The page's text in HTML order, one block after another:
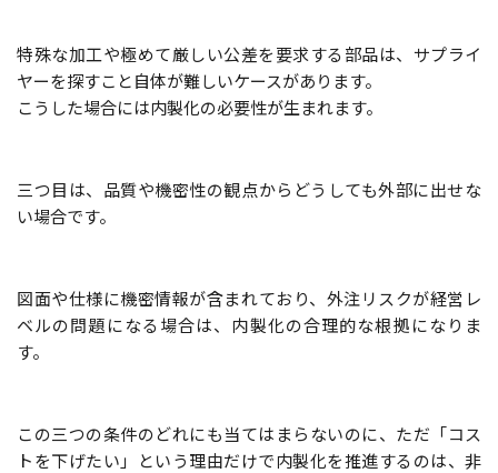
特殊な加工や極めて厳しい公差を要求する部品は、サプライ
ヤーを探すこと自体が難しいケースがあります。
こうした場合には内製化の必要性が生まれます。
三つ目は、品質や機密性の観点からどうしても外部に出せな
い場合です。
図面や仕様に機密情報が含まれており、外注リスクが経営レ
ベルの問題になる場合は、内製化の合理的な根拠になりま
す。
この三つの条件のどれにも当てはまらないのに、ただ「コス
トを下げたい」という理由だけで内製化を推進するのは、非